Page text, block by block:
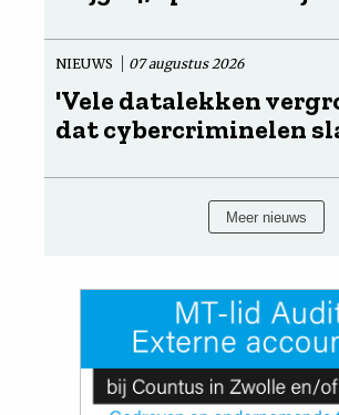
NIEUWS 07 augustus 2026
'Vele datalekken
dat cybercriminelen
Meer nieuws